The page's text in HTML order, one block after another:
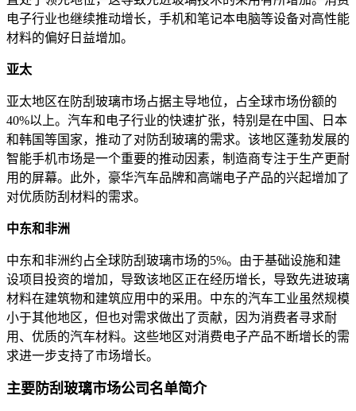
电子行业也继续推动增长，手机和笔记本电脑等设备对高性能
材料的偏好日益增加。
亚太
亚太地区在防刮玻璃市场占据主导地位，占全球市场份额的
40%以上。汽车和电子行业的快速扩张，特别是在中国、日本
和韩国等国家，推动了对防刮玻璃的需求。该地区蓬勃发展的
智能手机市场是一个重要的推动因素，制造商专注于生产更耐
用的屏幕。此外，豪华汽车品牌和高端电子产品的兴起增加了
对优质防刮材料的需求。
中东和非洲
中东和非洲约占全球防刮玻璃市场的5%。由于基础设施和建
设项目投资的增加，导致该地区正在经历增长，导致先进玻璃
材料在建筑物和建筑应用中的采用。中东的汽车工业虽然规模
小于其他地区，但也对需求做出了贡献，因为消费者寻求耐
用、优质的汽车材料。这些地区对消费电子产品不断增长的需
求进一步支持了市场增长。
主要防刮玻璃市场公司名单简介